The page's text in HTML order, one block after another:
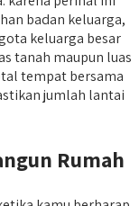
badan keluarga,
keluarga besar
tanah maupun luas
tempat bersama
jumlah lantai
Rumah